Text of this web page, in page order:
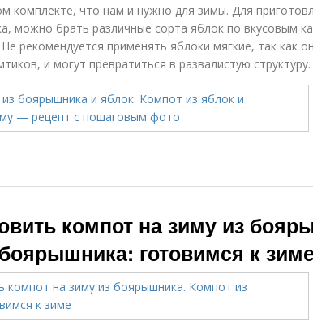
комплекте, что нам и нужно для зимы. Для
можно брать различные сорта яблок по вкусовым
рекомендуется применять яблоки мягкие, так как
и могут превратиться в развалистую структуру.
компот на зиму из
готовимся к зиме